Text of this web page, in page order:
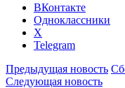
ВКонтакте
Одноклассники
X
Telegram
Предыдущая новость
Следующая новость